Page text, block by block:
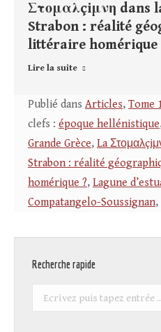
Στομαλçiμνη dans
Strabon : réalité
littéraire homérique
Lire la suite
Publié dans Articles, Tome
clefs : époque hellénistique
Grande Grèce, La
Strabon : réalité
homérique ?, Lagune
Compatangelo-Soussignan,
Recherche rapide
Recherche